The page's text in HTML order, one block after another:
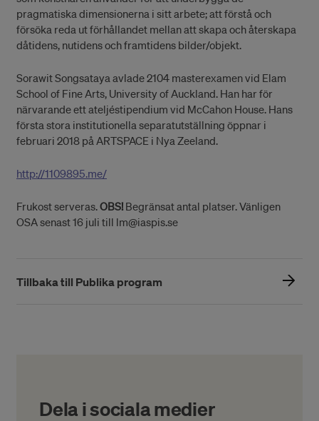
pragmatiska dimensionerna i sitt arbete; att förstå och
försöka reda ut förhållandet mellan att skapa och återskapa
dåtidens, nutidens och framtidens bilder/objekt.
Sorawit Songsataya avlade 2104 masterexamen vid Elam
School of Fine Arts, University of Auckland. Han har för
närvarande ett ateljéstipendium vid McCahon House. Hans
första stora institutionella separatutställning öppnar i
februari 2018 på ARTSPACE i Nya Zeeland.
http://1109895.me/
Frukost serveras.OBS! Begränsat antal platser. Vänligen
OSA senast 16 juli till lm@iaspis.se
Tillbaka till Publika program
Dela i sociala medier